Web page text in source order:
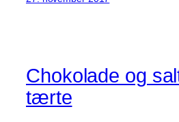
Chokolade og
tærte